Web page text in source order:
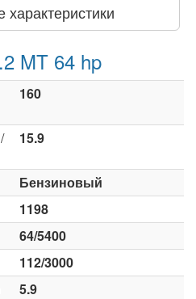
характеристики
MT 64 hp
160
15.9
Бензиновый
1198
64/5400
112/3000
5.9